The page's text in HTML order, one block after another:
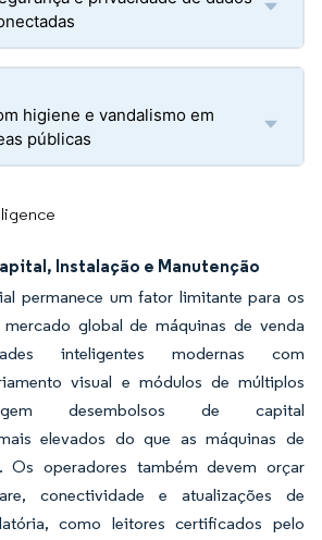
higiene e vandalismo em
públicas
Instalação e Manutenção
permanece um fator limitante para os
global de máquinas de venda
inteligentes modernas com
visual e módulos de múltiplos
desembolsos de capital
elevados do que as máquinas de
Os operadores também devem orçar
conectividade e atualizações de
como leitores certificados pelo